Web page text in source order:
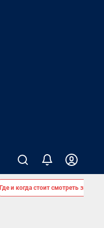
Где и когда стоит смотреть